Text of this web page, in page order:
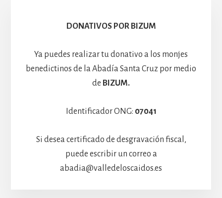
Hospedería
DONATIVOS POR BIZUM
Ya puedes realizar tu donativo a los monjes
benedictinos de la Abadía Santa Cruz por medio
de BIZUM.
Identificador ONG: 07041
Si desea certificado de desgravación fiscal,
puede escribir un correo a
abadia@valledeloscaidos.es